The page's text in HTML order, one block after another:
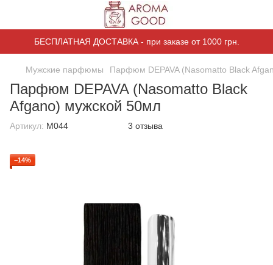
БЕСПЛАТНАЯ ДОСТАВКА - при заказе от 1000 грн.
Мужские парфюмы Парфюм DEPAVA (Nasomatto Black
Парфюм DEPAVA (Nasomatto Black
Afgano) мужской 50мл
Артикул: M044 3 отзыва
−14%